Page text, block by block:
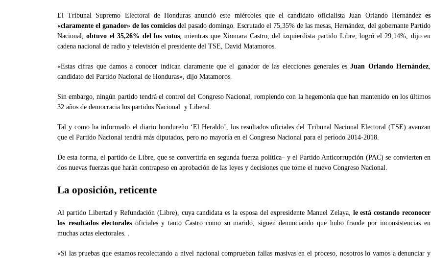
El Tribunal Supremo Electoral de Honduras anunció este miércoles que el candidato oficialista Juan Orlando Hernández es
«claramente el ganador» de los comicios del pasado domingo. Escrutado el 75,35% de las mesas, Hernández, del gobernante Partido
Nacional,obtuvo el 35,26% del los votos, mientras que Xiomara Castro, del izquierdista partido Libre, logró el 29,14%, dijo en
cadena nacional de radio y televisión el presidente del TSE, David Matamoros.
«Estas cifras que damos a conocer indican claramente que el ganador de las elecciones generales esJuan Orlando Hernández,
candidato del Partido Nacional de Honduras», dijo Matamoros.
Sin embargo, ningún partido tendrá el control del Congreso Nacional, rompiendo con la hegemonía que han mantenido en los últimos
32 años de democracia los partidos Nacional y Liberal.
Tal y como ha informado el diario hondureño ‘El Heraldo’, los resultados oficiales del Tribunal Nacional Electoral (TSE) avanzan
que el Partido Nacional tendrá más diputados, pero no mayoría en el Congreso Nacional para el período 2014-2018.
De esta forma, el partido de Libre, que se convertiría en segunda fuerza política– y el Partido Anticorrupción (PAC) se convierten en
dos nuevas fuerzas que harán contrapeso en aprobación de las leyes y decisiones que tome el nuevo Congreso Nacional.
La oposición, reticente
Al partido Libertad y Refundación (Libre), cuya candidata es la esposa del expresidente Manuel Zelaya, le está costando reconocer
los resultados electorales oficiales y tanto Castro como su marido, siguen denunciando que hubo fraude por inconsistencias en
muchas actas electorales. .
«Si las pruebas que estamos recolectando a nivel nacional comprueban fallas masivas en el proceso, nosotros lo vamos a denunciar y